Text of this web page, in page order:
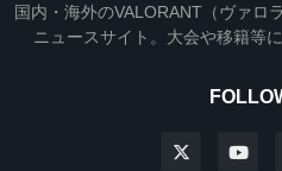
国内・海外のVALORANT（ヴァロ
ニュースサイト。大会や移籍等